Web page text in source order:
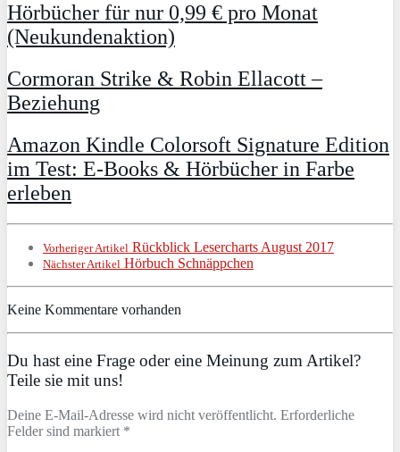
Hörbücher für nur 0,99 € pro Monat
(Neukundenaktion)
Cormoran Strike & Robin Ellacott –
Beziehung
Amazon Kindle Colorsoft Signature Edition
im Test: E-Books & Hörbücher in Farbe
erleben
Vorheriger Artikel Rückblick Lesercharts August 2017
Nächster Artikel Hörbuch Schnäppchen
Keine Kommentare vorhanden
Du hast eine Frage oder eine Meinung zum Artikel?
Teile sie mit uns!
Deine E-Mail-Adresse wird nicht veröffentlicht. Erforderliche
Felder sind markiert *